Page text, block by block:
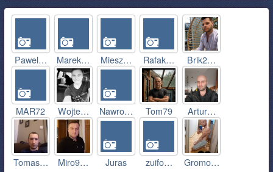
Pawel… Marek… Miesz… Rafak… Brik2…
MAR72 Wojte… Nawro… Tom79 Artur…
Tomas… Miro9… Juras zuifo… Gromo…